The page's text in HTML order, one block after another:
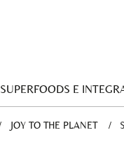
SUPERFOODS E
JOY TO THE PLANET